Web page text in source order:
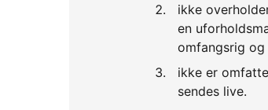
ikke
en
omfangsrig
ikke er
sendes live.